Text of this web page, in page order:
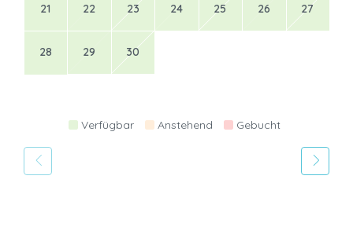
21 22 23 24 25 26 27
28 29 30
Verfügbar Anstehend Gebucht